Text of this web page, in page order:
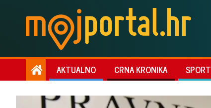
AKTUALNO CRNA KRONIKA SPORT